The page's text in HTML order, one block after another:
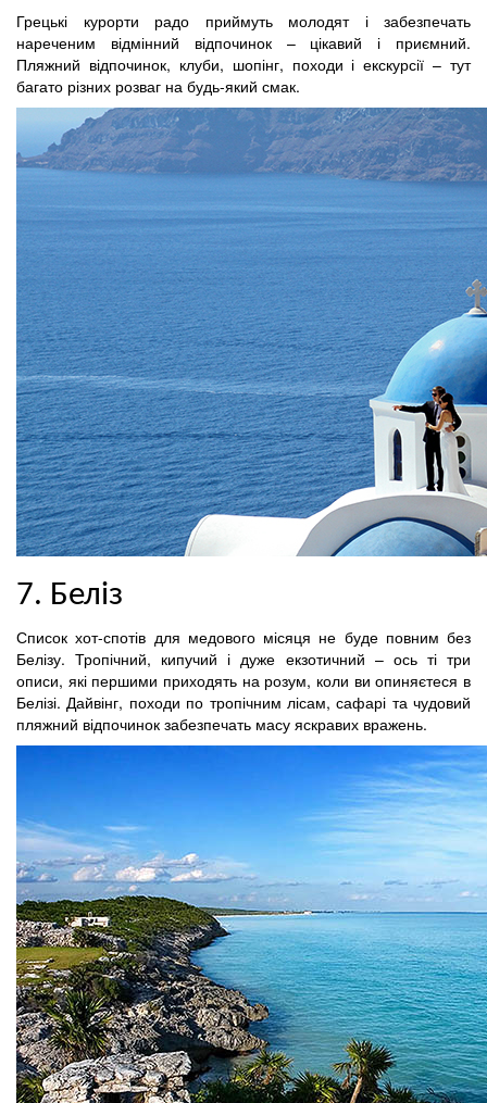
Грецькі курорти радо приймуть молодят і забезпечать
нареченим відмінний відпочинок – цікавий і приємний.
Пляжний відпочинок, клуби, шопінг, походи і екскурсії – тут
багато різних розваг на будь-який смак.
7. Беліз
Список хот-спотів для медового місяця не буде повним без
Белізу. Тропічний, кипучий і дуже екзотичний – ось ті три
описи, які першими приходять на розум, коли ви опиняєтеся в
Белізі. Дайвінг, походи по тропічним лісам, сафарі та чудовий
пляжний відпочинок забезпечать масу яскравих вражень.